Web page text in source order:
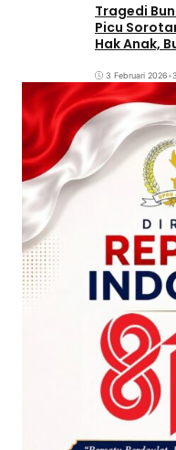
Tragedi
Picu
Hak Anak,
3 Februari 2026•